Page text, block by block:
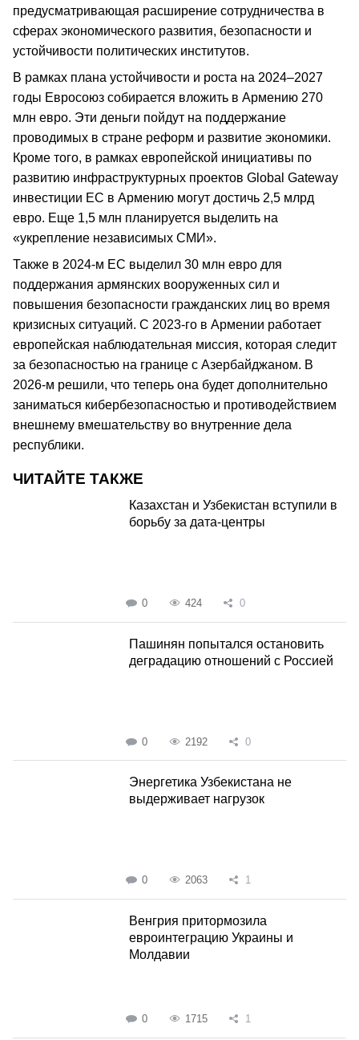
предусматривающая расширение сотрудничества в
сферах экономического развития, безопасности и
устойчивости политических институтов.
В рамках плана устойчивости и роста на 2024–2027
годы Евросоюз собирается вложить в Армению 270
млн евро. Эти деньги пойдут на поддержание
проводимых в стране реформ и развитие экономики.
Кроме того, в рамках европейской инициативы по
развитию инфраструктурных проектов Global Gateway
инвестиции ЕС в Армению могут достичь 2,5 млрд
евро. Еще 1,5 млн планируется выделить на
«укрепление независимых СМИ».
Также в 2024-м ЕС выделил 30 млн евро для
поддержания армянских вооруженных сил и
повышения безопасности гражданских лиц во время
кризисных ситуаций. С 2023-го в Армении работает
европейская наблюдательная миссия, которая следит
за безопасностью на границе с Азербайджаном. В
2026-м решили, что теперь она будет дополнительно
заниматься кибербезопасностью и противодействием
внешнему вмешательству во внутренние дела
республики.
ЧИТАЙТЕ ТАКЖЕ
Казахстан и Узбекистан вступили в
борьбу за дата-центры
0 424 0
Пашинян попытался остановить
деградацию отношений с Россией
0 2192 0
Энергетика Узбекистана не
выдерживает нагрузок
0 2063 1
Венгрия притормозила
евроинтеграцию Украины и
Молдавии
0 1715 1